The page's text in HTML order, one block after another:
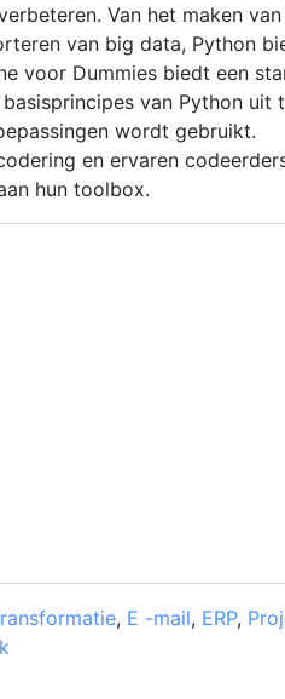
Van het maken
van big data, Python
voor Dummies biedt een
van Python uit
wordt gebruikt.
en ervaren
hun toolbox.
, E -mail, ERP,